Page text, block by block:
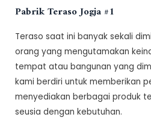
Pabrik Teraso Jogja #1
Teraso saat ini banyak sekali
orang yang mengutamakan
tempat atau bangunan yang
kami berdiri untuk memberikan
menyediakan berbagai produk
seusia dengan kebutuhan.